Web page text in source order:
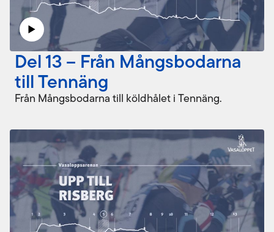
Del 13 – Från Mångsbodarna
till Tennäng
Från Mångsbodarna till köldhålet i Tennäng.